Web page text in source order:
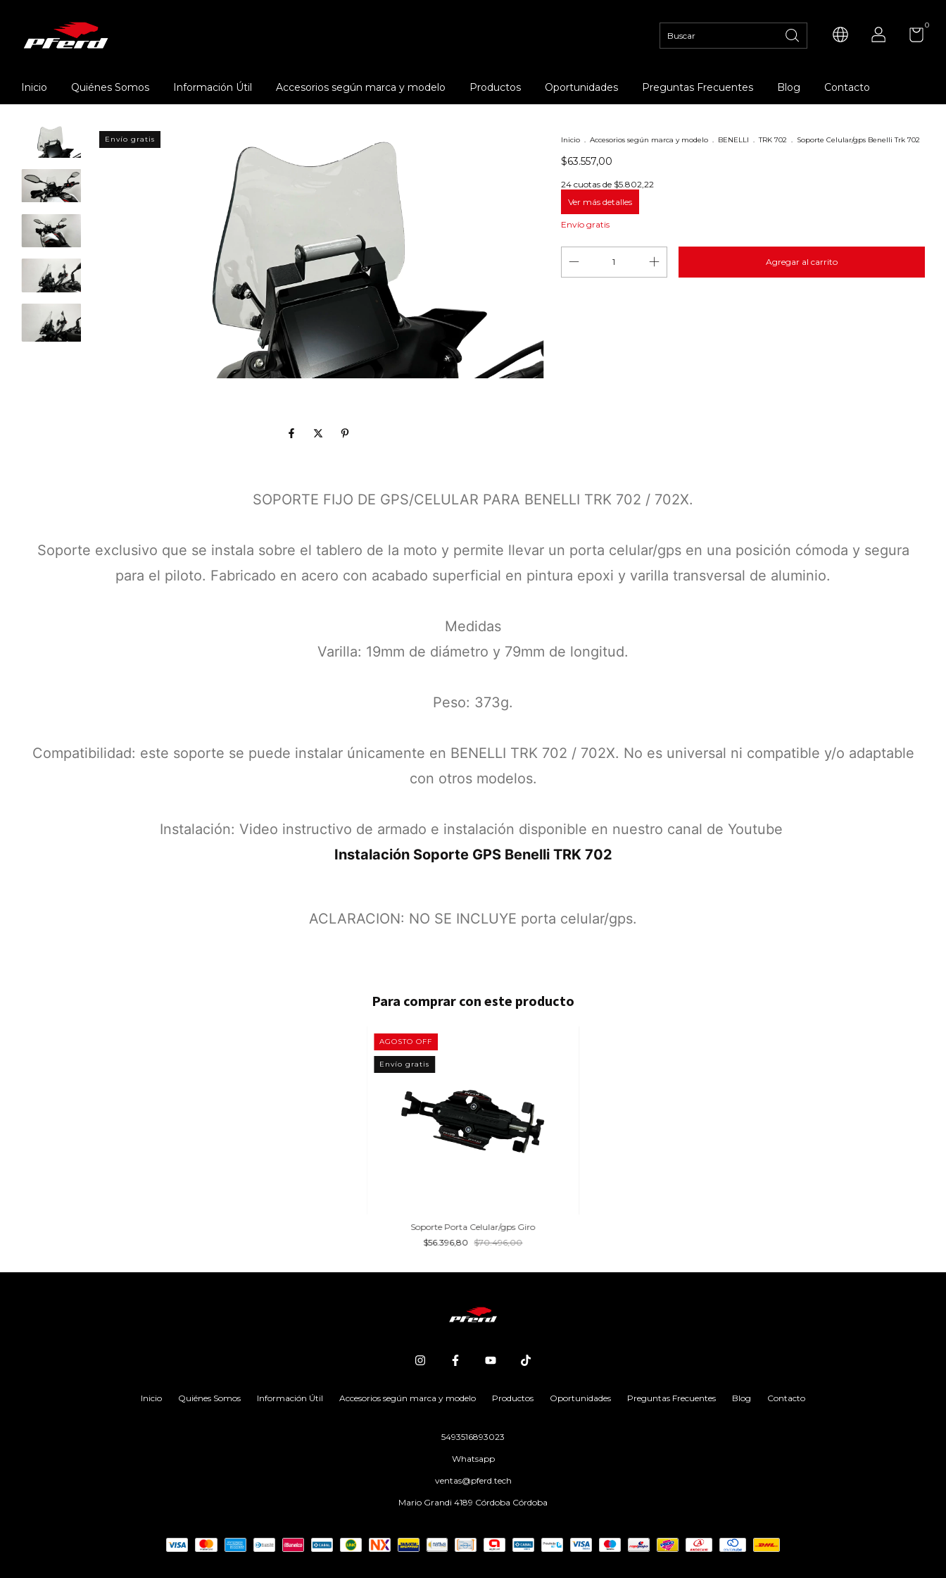
0
Inicio Quiénes Somos Información Útil Accesorios según marca y modelo Productos Oportunidades Preguntas Frecuentes Blog Contacto
Envío gratis Inicio . Accesorios según marca y modelo . BENELLI . TRK 702 . Soporte Celular/gps Benelli Trk 702
$63.557,00
24 cuotas de $5.802,22
Ver más detalles
Envío gratis
SOPORTE FIJO DE GPS/CELULAR PARA BENELLI TRK 702 / 702X.
Soporte exclusivo que se instala sobre el tablero de la moto y permite llevar un porta celular/gps en una posición cómoda y segura
para el piloto. Fabricado en acero con acabado superficial en pintura epoxi y varilla transversal de aluminio.
Medidas
Varilla: 19mm de diámetro y 79mm de longitud.
Peso: 373g.
Compatibilidad: este soporte se puede instalar únicamente en BENELLI TRK 702 / 702X. No es universal ni compatible y/o adaptable
con otros modelos.
Instalación: Video instructivo de armado e instalación disponible en nuestro canal de Youtube
Instalación Soporte GPS Benelli TRK 702
ACLARACION: NO SE INCLUYE porta celular/gps.
Para comprar con este producto
AGOSTO OFF
Envío gratis
Soporte Porta Celular/gps Giro
$56.396,80 $70.496,00
Inicio Quiénes Somos Información Útil Accesorios según marca y modelo Productos Oportunidades Preguntas Frecuentes Blog Contacto
5493516893023
Whatsapp
ventas@pferd.tech
Mario Grandi 4189 Córdoba Córdoba